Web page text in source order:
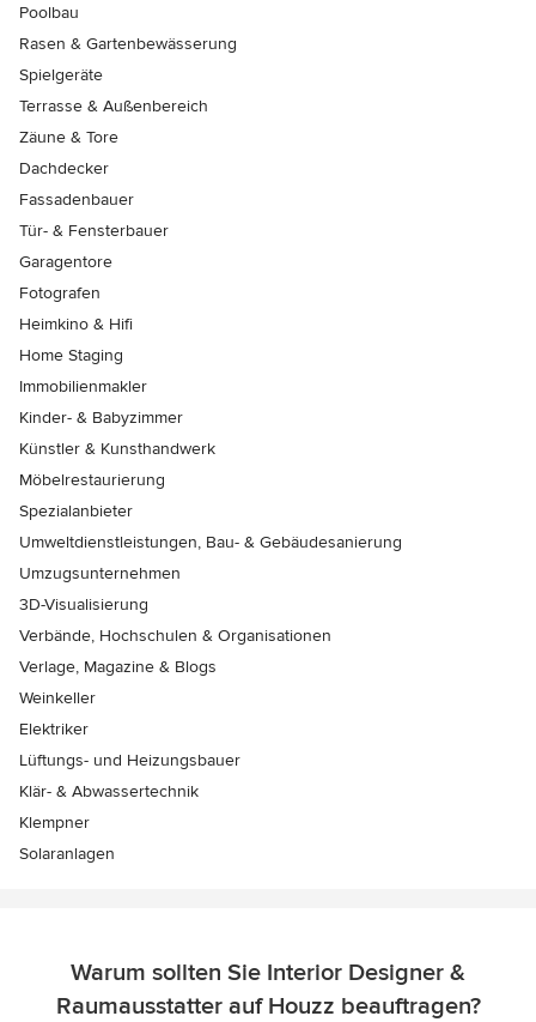
Poolbau
Rasen & Gartenbewässerung
Spielgeräte
Terrasse & Außenbereich
Zäune & Tore
Dachdecker
Fassadenbauer
Tür- & Fensterbauer
Garagentore
Fotografen
Heimkino & Hifi
Home Staging
Immobilienmakler
Kinder- & Babyzimmer
Künstler & Kunsthandwerk
Möbelrestaurierung
Spezialanbieter
Umweltdienstleistungen, Bau- & Gebäudesanierung
Umzugsunternehmen
3D-Visualisierung
Verbände, Hochschulen & Organisationen
Verlage, Magazine & Blogs
Weinkeller
Elektriker
Lüftungs- und Heizungsbauer
Klär- & Abwassertechnik
Klempner
Solaranlagen
Warum sollten Sie Interior Designer &
Raumausstatter auf Houzz beauftragen?